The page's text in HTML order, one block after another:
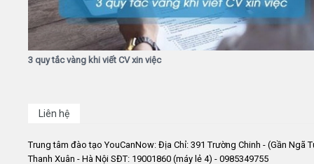
3 quy tắc vàng khi viết CV xin việc
Liên hệ
Trung tâm đào tạo YouCanNow: Địa Chỉ: 391 Trường Chinh - (Gần Ngã
Thanh Xuân - Hà Nội SĐT: 19001860 (máy lẻ 4) - 0985349755